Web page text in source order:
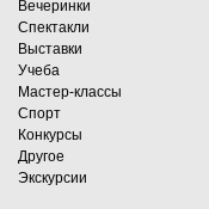
Вечеринки
Спектакли
Выставки
Учеба
Мастер-классы
Спорт
Конкурсы
Другое
Экскурсии